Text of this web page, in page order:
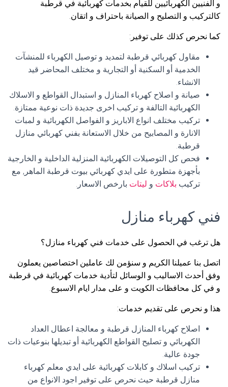
و الفنيين الكهربائيين للقيام بخدمات كهربائية في قرطبة
كالتركيب و التصليح و الصيانة باحتراف و اتقان.
كما نحرص كذلك على توفير:
مقاول كهربائي قرطبة لتمديد و توصيل الكهرباء للمنشآت
الخدمية أو السكنية أو التجارية و مختلف المحاضر قيد
الانشاء.
صيانة و اصلاح كهرباء المنازل و استبدال القواطع و الاسلاك
الكهربائية التالفة و تركيب اخرى جديدة ذات نوعية ممتازة.
تركيب مختلف انواع الاباريز و الفواصل الكهربائية و لمبات
الانارة و المصابيح من خلال الاستعانة بفني كهربائي منازل
قرطبة.
فحص كل التوصيلات الكهربائية المنزلية الداخلية و الخارجية
بأجهزة متطورة على ايدي كهربائي بيوت قرطبة الماهر, مع
تركيب بلاكات و ليتات بارخص الاسعار.
فني كهرباء منازل
هل ترغب في الحصول على خدمات فني كهرباء منازل؟
اتصل بنا عميلنا الكريم و سنؤمن لك عاملين اختصاصين يعملون
وفق أحدث الاساليب و الوسائل لتأدية خدمات كهربائية في قرطبة
و في كل محافظات الكويت و على مدار ايام الاسبوع.
هذا و نحرص على تقديم خدمات:
اصلاح كهرباء المنازل قرطبة و معالجة اعطال العداد
الكهربائي و تصليح القواطع الكهربائية أو تبديلها بنوعيات ذات
جودة عالية.
تركيب اسلاك و كابلات كهربائية على ايدي معلم كهرباء
منازل قرطبة حيث نحرص على توفير اجود الانواع من